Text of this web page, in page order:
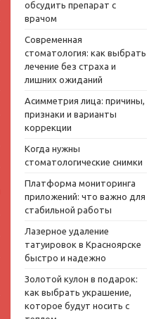
обсудить препарат с
врачом
Современная
стоматология: как выбрать
лечение без страха и
лишних ожиданий
Асимметрия лица: причины,
признаки и варианты
коррекции
Когда нужны
стоматологические снимки
Платформа мониторинга
приложений: что важно для
стабильной работы
Лазерное удаление
татуировок в Красноярске
быстро и надежно
Золотой кулон в подарок:
как выбрать украшение,
которое будут носить с